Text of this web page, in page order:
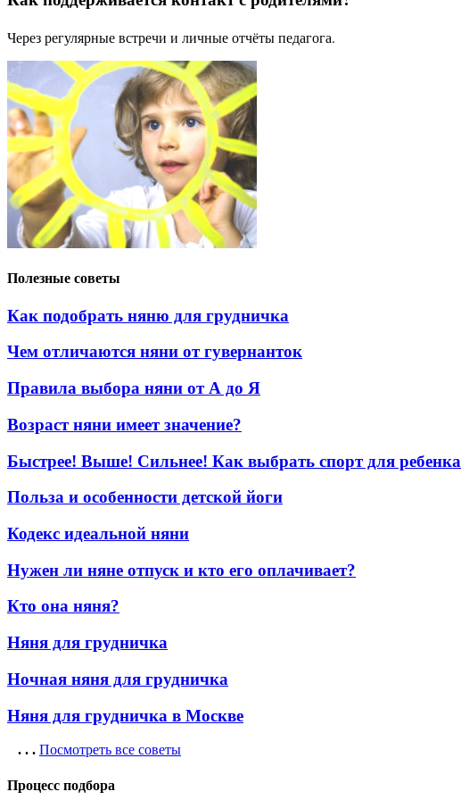
Через регулярные встречи и личные отчёты педагога.
Полезные советы
Как подобрать няню для грудничка
Чем отличаются няни от гувернанток
Правила выбора няни от А до Я
Возраст няни имеет значение?
Быстрее! Выше! Сильнее! Как выбрать спорт для ребенка
Польза и особенности детской йоги
Кодекс идеальной няни
Нужен ли няне отпуск и кто его оплачивает?
Кто она няня?
Няня для грудничка
Ночная няня для грудничка
Няня для грудничка в Москве
. . . Посмотреть все советы
Процесс подбора